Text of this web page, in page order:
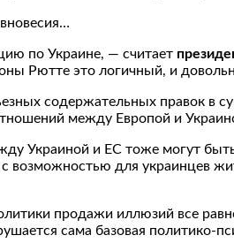
по Украине, — считает
Рютте это логичный, и
содержательных правок
между Европой и
Украиной и ЕС тоже могут
для украинцев
продажи иллюзий все
сама базовая политико-